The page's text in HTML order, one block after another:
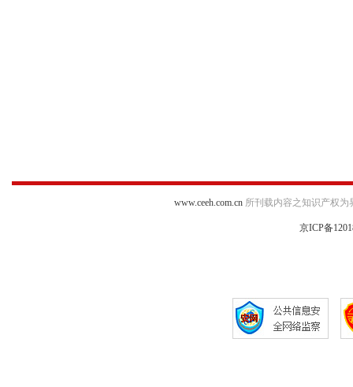
www.ceeh.com.cn所刊载内容之知识产权为
京ICP备